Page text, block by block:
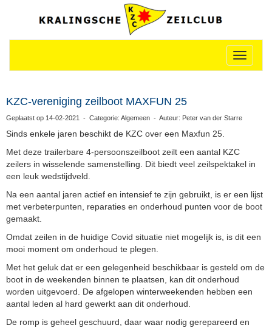
Toggle
KZC-vereniging zeilboot MAXFUN 25
Geplaatst op 14-02-2021 - Categorie: Algemeen - Auteur: Peter van der Starre
Sinds enkele jaren beschikt de KZC over een Maxfun 25.
Met deze trailerbare 4-persoonszeilboot zeilt een aantal KZC
zeilers in wisselende samenstelling. Dit biedt veel zeilspektakel in
een leuk wedstijdveld.
Na een aantal jaren actief en intensief te zijn gebruikt, is er een lijst
met verbeterpunten, reparaties en onderhoud punten voor de boot
gemaakt.
Omdat zeilen in de huidige Covid situatie niet mogelijk is, is dit een
mooi moment om onderhoud te plegen.
Met het geluk dat er een gelegenheid beschikbaar is gesteld om de
boot in de weekenden binnen te plaatsen, kan dit onderhoud
worden uitgevoerd. De afgelopen winterweekenden hebben een
aantal leden al hard gewerkt aan dit onderhoud.
De romp is geheel geschuurd, daar waar nodig gerepareerd en